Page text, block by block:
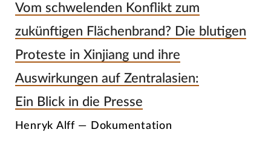
Vom schwelenden Konflikt zum
zukünftigen Flächenbrand? Die blutigen
Proteste in Xinjiang und ihre
Auswirkungen auf Zentralasien:
Ein Blick in die Presse
Henryk Alff — Dokumentation